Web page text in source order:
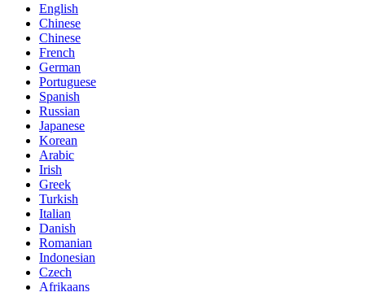
English
Chinese
Chinese
French
German
Portuguese
Spanish
Russian
Japanese
Korean
Arabic
Irish
Greek
Turkish
Italian
Danish
Romanian
Indonesian
Czech
Afrikaans